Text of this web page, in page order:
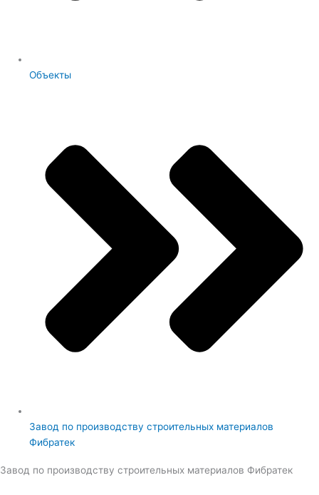
Объекты
Завод по производству строительных материалов
Фибратек
Завод по производству строительных материалов Фибратек